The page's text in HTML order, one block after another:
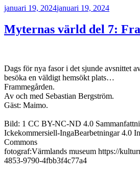
Publicerat
januari 19, 2024januari 19, 2024
Myternas värld del 7:
Dags för nya fasor i det sjunde avsnittet
besöka en väldigt hemsökt plats…
Frammegården.
Av och med Sebastian Bergström.
Gäst: Maimo.
Bild: 1 CC BY-NC-ND 4.0
Ickekommersiell-IngaBearbetningar 4.0
Commons
fotograf:Värmlands museum https://
4853-9790-4fbb3f4c77a4